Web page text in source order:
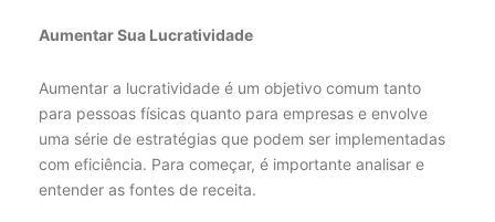
Aumentar Sua Lucratividade
Aumentar a lucratividade é um objetivo comum tanto
para pessoas físicas quanto para empresas e envolve
uma série de estratégias que podem ser implementadas
com eficiência. Para começar, é importante analisar e
entender as fontes de receita.